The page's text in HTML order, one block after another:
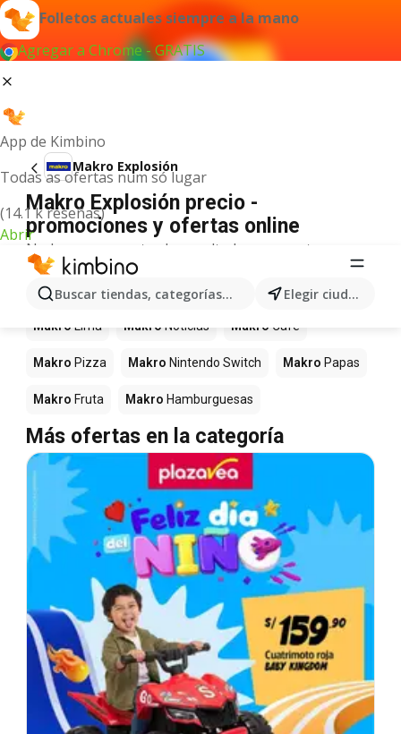
Folletos actuales siempre a la mano
Agregar a Chrome - GRATIS
App de Kimbino
Todas as ofertas num só lugar
(14.1 k reseñas)
Abrir
Buscar tiendas, categorías, productos... Elegir ciudad
Makro Explosión
Makro Explosión precio -
promociones y ofertas online
No hemos encontrado resultados para este
término.
Más productos en tiendas Makro
Makro Lima Makro Noticias Makro Café
Makro Pizza Makro Nintendo Switch Makro Papas
Makro Fruta Makro Hamburguesas
Más ofertas en la categoría